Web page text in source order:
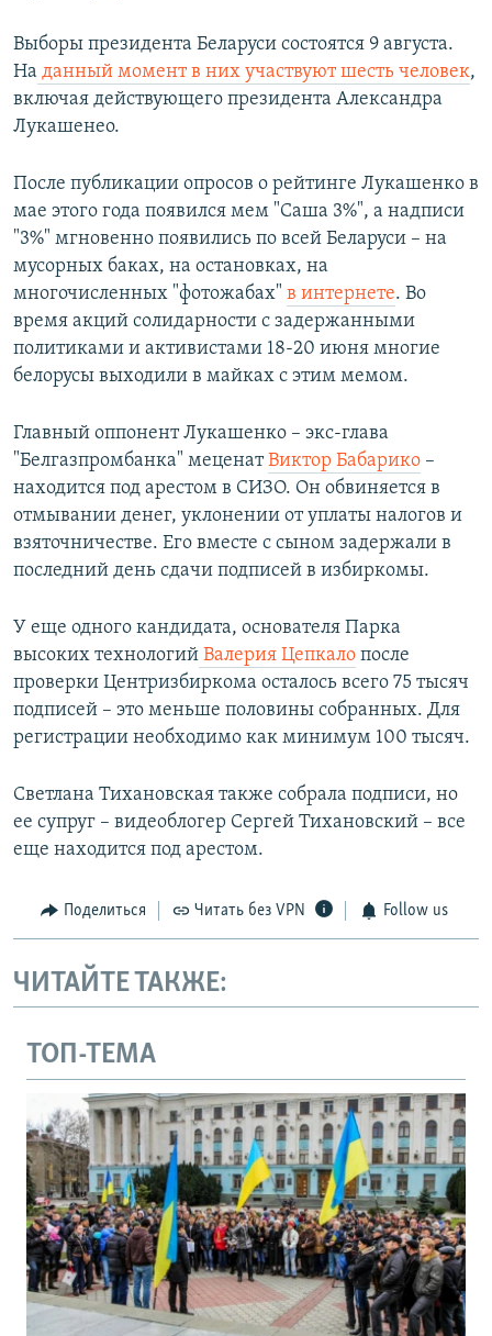
Выборы президента Беларуси состоятся 9 августа.
На данный момент в них участвуют шесть человек,
включая действующего президента Александра
Лукашенео.
После публикации опросов о рейтинге Лукашенко в
мае этого года появился мем "Саша 3%", а надписи
"3%" мгновенно появились по всей Беларуси – на
мусорных баках, на остановках, на
многочисленных "фотожабах" в интернете. Во
время акций солидарности с задержанными
политиками и активистами 18-20 июня многие
белорусы выходили в майках с этим мемом.
Главный оппонент Лукашенко – экс-глава
"Белгазпромбанка" меценатВиктор Бабарико –
находится под арестом в СИЗО. Он обвиняется в
отмывании денег, уклонении от уплаты налогов и
взяточничестве. Его вместе с сыном задержали в
последний день сдачи подписей в избиркомы.
У еще одного кандидата, основателя Парка
высоких технологий Валерия Цепкало после
проверки Центризбиркома осталось всего 75 тысяч
подписей – это меньше половины собранных. Для
регистрации необходимо как минимум 100 тысяч.
Светлана Тихановская также собрала подписи, но
ее супруг – видеоблогер Сергей Тихановский – все
еще находится под арестом.
Поделиться Читать без VPN Follow us
ЧИТАЙТЕ ТАКЖЕ:
ТОП-ТЕМА